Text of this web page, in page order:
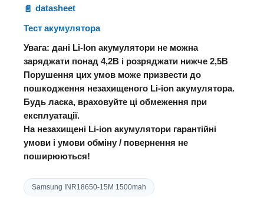
datasheet
Тест акумулятора
Увага: дані Li-Ion акумулятори не можна
заряджати понад 4,2В і розряджати нижче 2,5В
Порушення цих умов може призвести до
пошкодження незахищеного Li-ion акумулятора.
Будь ласка, враховуйте ці обмеження при
експлуатації.
На незахищені Li-ion акумулятори гарантійні
умови і умови обміну / повернення не
поширюються!
Samsung INR18650-15M 1500mah